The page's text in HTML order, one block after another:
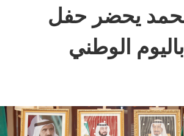
يحضر حفل
الوطني